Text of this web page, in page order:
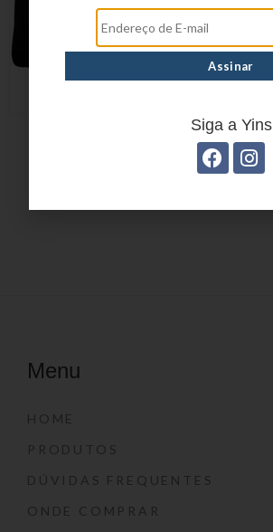
Menu
HOME
PRODUTOS
DÚVIDAS FREQUENTES
ONDE COMPRAR
Siga a Yins